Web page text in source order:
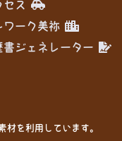
セス
ワーク美祢
書ジェネレーター
材を利用しています。